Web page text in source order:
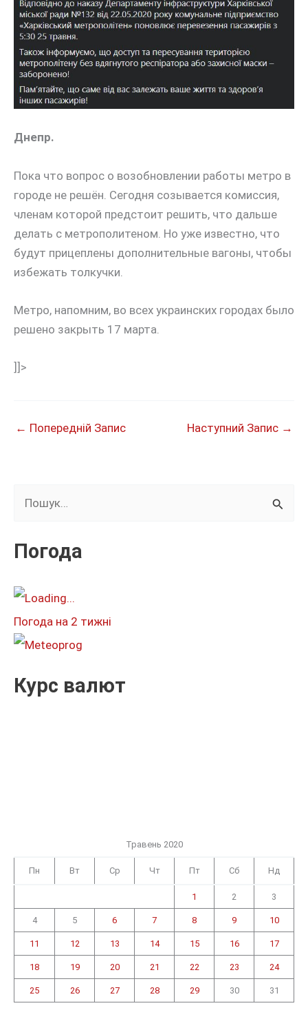
Днепр.
Пока что вопрос о возобновлении работы метро в
городе не решён. Сегодня созывается комиссия,
членам которой предстоит решить, что дальше
делать с метрополитеном. Но уже известно, что
будут прицеплены дополнительные вагоны, чтобы
избежать толкучки.
Метро, напомним, во всех украинских городах было
решено закрыть 17 марта.
]]>
← Попередній Запис Наступний Запис →
к
т
:
Погода
Погода на 2 тижні
Курс валют
Травень 2020
Пн Вт Ср Чт Пт Сб Нд
1 2 3
4 5 6 7 8 9 10
11 12 13 14 15 16 17
18 19 20 21 22 23 24
25 26 27 28 29 30 31